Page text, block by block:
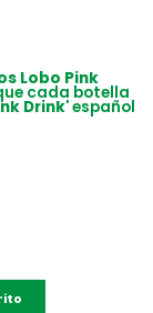
Lobo Pink
cada botella
Drink'español